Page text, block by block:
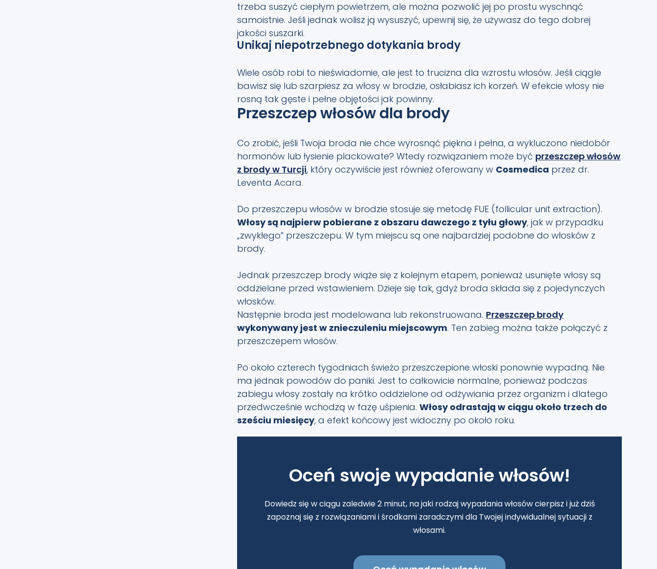
trzeba suszyć ciepłym powietrzem, ale można pozwolić jej po prostu wyschnąć
samoistnie. Jeśli jednak wolisz ją wysuszyć, upewnij się, że używasz do tego dobrej
jakości suszarki.
Unikaj niepotrzebnego dotykania brody
Wiele osób robi to nieświadomie, ale jest to trucizna dla wzrostu włosów. Jeśli ciągle
bawisz się lub szarpiesz za włosy w brodzie, osłabiasz ich korzeń. W efekcie włosy nie
rosną tak gęste i pełne objętości jak powinny.
Przeszczep włosów dla brody
Co zrobić, jeśli Twoja broda nie chce wyrosnąć piękna i pełna, a wykluczono niedobór
hormonów lub łysienie plackowate? Wtedy rozwiązaniem może być przeszczep włosów
z brody w Turcji, który oczywiście jest również oferowany w Cosmedica przez dr.
Leventa Acara.
Do przeszczepu włosów w brodzie stosuje się metodę FUE (follicular unit extraction).
Włosy są najpierw pobierane z obszaru dawczego z tyłu głowy, jak w przypadku
„zwykłego” przeszczepu. W tym miejscu są one najbardziej podobne do włosków z
brody.
Jednak przeszczep brody wiąże się z kolejnym etapem, ponieważ usunięte włosy są
oddzielane przed wstawieniem. Dzieje się tak, gdyż broda składa się z pojedynczych
włosków.
Następnie broda jest modelowana lub rekonstruowana. Przeszczep brody
wykonywany jest w znieczuleniu miejscowym. Ten zabieg można także połączyć z
przeszczepem włosów.
Po około czterech tygodniach świeżo przeszczepione włoski ponownie wypadną. Nie
ma jednak powodów do paniki. Jest to całkowicie normalne, ponieważ podczas
zabiegu włosy zostały na krótko oddzielone od odżywiania przez organizm i dlatego
przedwcześnie wchodzą w fazę uśpienia.Włosy odrastają w ciągu około trzech do
sześciu miesięcy, a efekt końcowy jest widoczny po około roku.
Oceń swoje wypadanie włosów!
Dowiedz się w ciągu zaledwie 2 minut, na jaki rodzaj wypadania włosów cierpisz i już dziś
zapoznaj się z rozwiązaniami i środkami zaradczymi dla Twojej indywidualnej sytuacji z
włosami.